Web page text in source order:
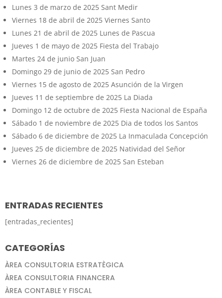
Lunes 3 de marzo de 2025 Sant Medir
Viernes 18 de abril de 2025 Viernes Santo
Lunes 21 de abril de 2025 Lunes de Pascua
Jueves 1 de mayo de 2025 Fiesta del Trabajo
Martes 24 de junio San Juan
Domingo 29 de junio de 2025 San Pedro
Viernes 15 de agosto de 2025 Asunción de la Virgen
Jueves 11 de septiembre de 2025 La Diada
Domingo 12 de octubre de 2025 Fiesta Nacional de España
Sábado 1 de noviembre de 2025 Dia de todos los Santos
Sábado 6 de diciembre de 2025 La Inmaculada Concepción
Jueves 25 de diciembre de 2025 Natividad del Señor
Viernes 26 de diciembre de 2025 San Esteban
ENTRADAS RECIENTES
[entradas_recientes]
CATEGORÍAS
ÀREA CONSULTORIA ESTRATÈGICA
ÀREA CONSULTORIA FINANCERA
ÀREA CONTABLE Y FISCAL